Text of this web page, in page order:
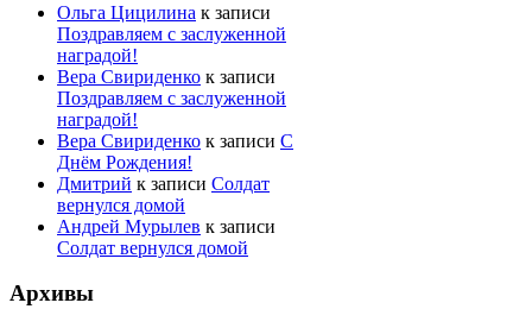
Ольга Цицилина к записи
Поздравляем с заслуженной
наградой!
Вера Свириденко к записи
Поздравляем с заслуженной
наградой!
Вера Свириденко к записи С
Днём Рождения!
Дмитрий к записи Солдат
вернулся домой
Андрей Мурылев к записи
Солдат вернулся домой
Архивы